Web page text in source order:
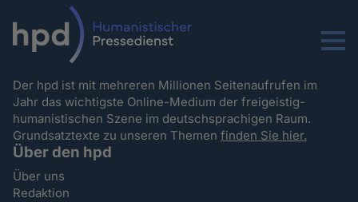
Menu
Der hpd ist mit mehreren Millionen Seitenaufrufen im
Jahr das wichtigste Online-Medium der freigeistig-
humanistischen Szene im deutschsprachigen Raum.
Grundsatztexte zu unseren Themenfinden Sie hier.
Über den hpd
Über uns
Redaktion